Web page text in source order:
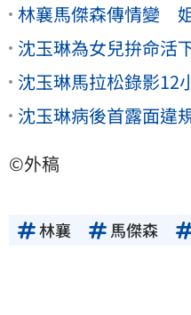
林襄馬傑森傳情變
沈玉琳為女兒拚命
沈玉琳馬拉松錄影
沈玉琳病後首露面
©外稿
林襄 馬傑森